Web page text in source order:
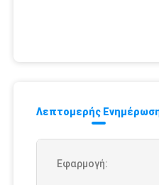
Λεπτομερής
Εφαρμογή: